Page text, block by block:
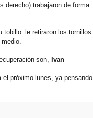
derecho) trabajaron de forma
tobillo: le retiraron los tornillos
son,
Ivan
el próximo lunes, ya pensando